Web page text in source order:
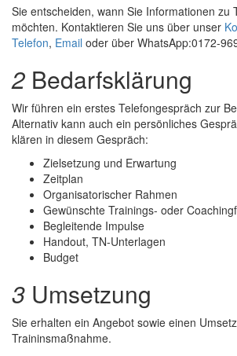
Sie entscheiden, wann Sie Informationen zu
möchten. Kontaktieren Sie uns über unser
Telefon, Email oder über WhatsApp:0172-
2 Bedarfsklärung
Wir führen ein erstes Telefongespräch zur
Alternativ kann auch ein persönliches
klären in diesem Gespräch:
Zielsetzung und Erwartung
Zeitplan
Organisatorischer Rahmen
Gewünschte Trainings- oder
Begleitende Impulse
Handout, TN-Unterlagen
Budget
3 Umsetzung
Sie erhalten ein Angebot sowie einen
Traininsmaßnahme.